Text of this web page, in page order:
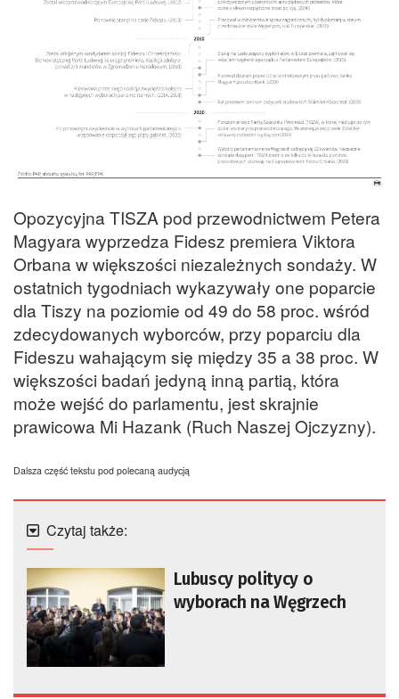
Opozycyjna TISZA pod przewodnictwem Petera
Magyara wyprzedza Fidesz premiera Viktora
Orbana w większości niezależnych sondaży. W
ostatnich tygodniach wykazywały one poparcie
dla Tiszy na poziomie od 49 do 58 proc. wśród
zdecydowanych wyborców, przy poparciu dla
Fideszu wahającym się między 35 a 38 proc. W
większości badań jedyną inną partią, która
może wejść do parlamentu, jest skrajnie
prawicowa Mi Hazank (Ruch Naszej Ojczyzny).
Dalsza część tekstu pod polecaną audycją
Czytaj także:
Lubuscy politycy o
wyborach na Węgrzech